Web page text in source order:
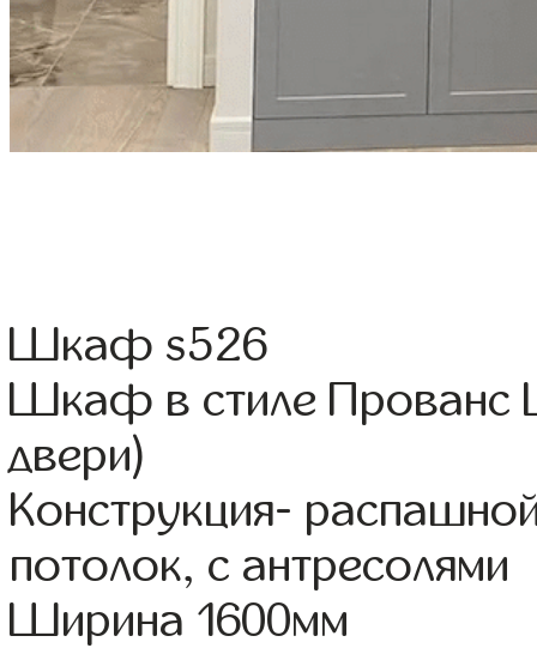
Шкаф s526
Шкаф в стиле Прованс
двери)
Конструкция-
потолок, с антресолями
Ширина 1600мм